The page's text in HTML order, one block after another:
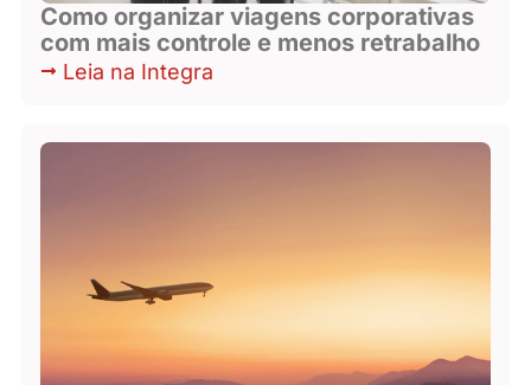
Como organizar viagens corporativas
com mais controle e menos retrabalho
Leia na Integra